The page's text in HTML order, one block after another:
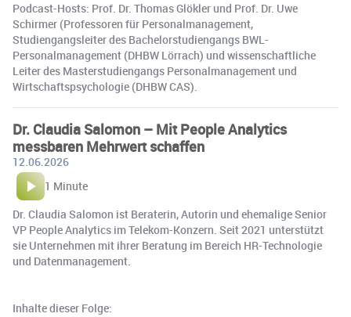
Podcast-Hosts: Prof. Dr. Thomas Glökler und Prof. Dr. Uwe
Schirmer (Professoren für Personalmanagement,
Studiengangsleiter des Bachelorstudiengangs BWL-
Personalmanagement (DHBW Lörrach) und wissenschaftliche
Leiter des Masterstudiengangs Personalmanagement und
Wirtschaftspsychologie (DHBW CAS).
Dr. Claudia Salomon – Mit People Analytics
messbaren Mehrwert schaffen
12.06.2026
1 Minute
Dr. Claudia Salomon ist Beraterin, Autorin und ehemalige Senior
VP People Analytics im Telekom-Konzern. Seit 2021 unterstützt
sie Unternehmen mit ihrer Beratung im Bereich HR-Technologie
und Datenmanagement.
Inhalte dieser Folge: